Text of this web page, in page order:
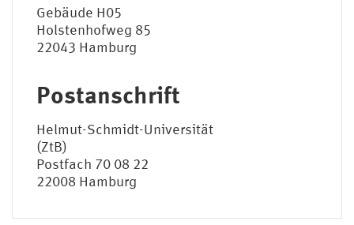
Gebäude H05
Holstenhofweg 85
22043 Hamburg
Postanschrift
Helmut-Schmidt-Universität
(ZtB)
Postfach 70 08 22
22008 Hamburg